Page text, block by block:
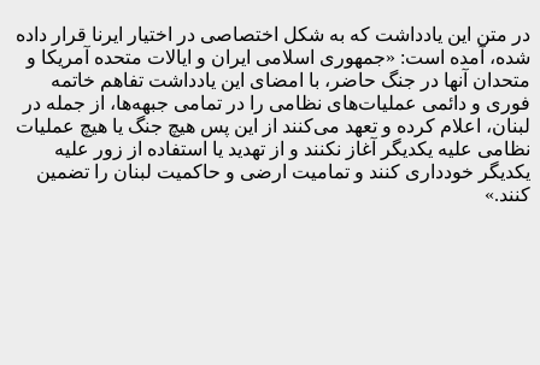
در متن این یادداشت که به شکل اختصاصی در اختیار ایرنا قرار داده
شده، آمده است: «جمهوری اسلامی ایران و ایالات متحده آمریکا و
متحدان آنها در جنگ حاضر، با امضای این یادداشت تفاهم خاتمه
فوری و دائمی عملیات‌های نظامی را در تمامی جبهه‌ها، از جمله در
لبنان، اعلام کرده و تعهد می‌کنند از این پس هیچ جنگ یا هیچ عملیات
نظامی علیه یکدیگر آغاز نکنند و از تهدید یا استفاده از زور علیه
یکدیگر خودداری کنند و تمامیت ارضی و حاکمیت لبنان را تضمین
کنند.»